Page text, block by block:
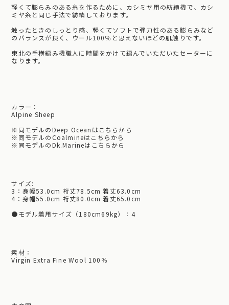
軽くて膨らみのある糸を作るために、カシミヤ用の紡績機で、カシ
ミヤ糸と同じ手法で紡績しております。
触ったときのしっとり感、軽くてソフトで弾力性のある膨らみなど
のバランスが良く、ウール100％と思えないほどの肌触りです。
東北の手横編み機職人に時間をかけて編んでいただいたセーターに
なります。
カラー：
Alpine Sheep
※ 同モデルのDeep Oceanはこちらから
※ 同モデルのCoalmineはこちらから
※ 同モデルのDk.Marineはこちらから
サイズ:
3：身幅53.0cm 裄丈78.5cm 着丈63.0cm
4：身幅55.0cm 裄丈80.0cm 着丈65.0cm
●モデル着用サイズ（180cm69kg）：4
素材：
Virgin Extra Fine Wool 100％